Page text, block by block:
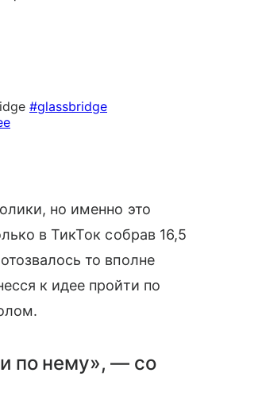
#glassbridge
но именно это
в ТикТок собрав 16,5
то вполне
к идее пройти по
по нему», — со